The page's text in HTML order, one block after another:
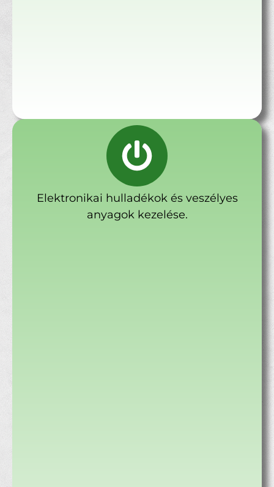
Elektronikai hulladékok és veszélyes
anyagok kezelése.